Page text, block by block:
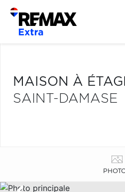
MAISON À
SAINT-DAMASE